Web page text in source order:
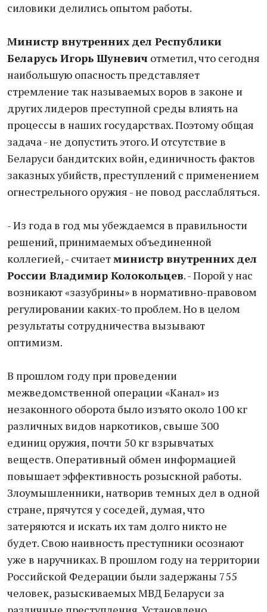
силовики делились опытом работы.
Министр внутренних дел Республики
Беларусь Игорь Шуневич отметил, что сегодня
наибольшую опасность представляет
стремление так называемых воров в законе и
других лидеров преступной среды влиять на
процессы в наших государствах. Поэтому общая
задача - не допустить этого. И отсутствие в
Беларуси бандитских войн, единичность фактов
заказных убийств, преступлений с применением
огнестрельного оружия - не повод расслабляться.
- Из года в год мы убеждаемся в правильности
решений, принимаемых объединенной
коллегией, - считаетминистр внутренних дел
России Владимир Колокольцев. - Порой у нас
возникают «зазубрины» в нормативно-правовом
регулировании каких-то проблем. Но в целом
результаты сотрудничества вызывают
оптимизм.
В прошлом году при проведении
межведомственной операции «Канал» из
незаконного оборота было изъято около 100 кг
различных видов наркотиков, свыше 300
единиц оружия, почти 50 кг взрывчатых
веществ. Оперативный обмен информацией
повышает эффективность розыскной работы.
Злоумышленники, натворив темных дел в одной
стране, прячутся у соседей, думая, что
затеряются и искать их там долго никто не
будет. Свою наивность преступники осознают
уже в наручниках. В прошлом году на территории
Российской Федерации были задержаны 755
человек, разыскиваемых МВД Беларуси за